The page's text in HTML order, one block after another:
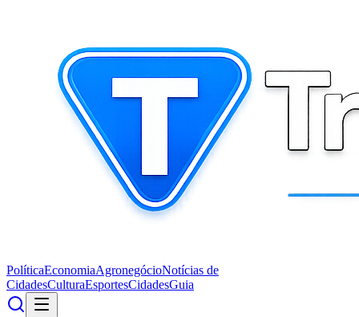
PolíticaEconomiaAgronegócioNotícias de
CidadesCulturaEsportesCidadesGuia